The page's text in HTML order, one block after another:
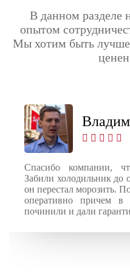
В данном разделе
опытом
Мы хотим быть
Спасибо компании,
Забили холодильник до
он перестал морозить.
оперативно причем
починили и дали